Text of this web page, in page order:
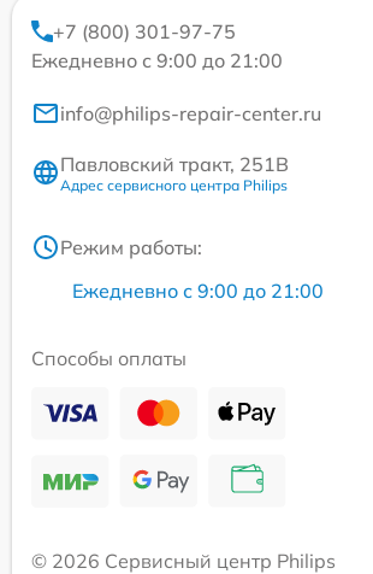
+7 (800) 301-97-75
Ежедневно с 9:00 до 21:00
info@philips-repair-center.ru
Павловский тракт, 251В
Адрес сервисного центра Philips
Режим работы:
Ежедневно с 9:00 до 21:00
Способы оплаты
© 2026 Сервисный центр Philips